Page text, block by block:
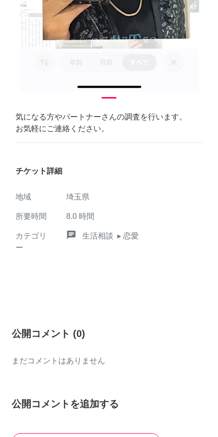
気になる方やパートナーさんの調査を行います。
お気軽にご連絡ください。
チケット詳細
地域 埼玉県
所要時間 8.0 時間
カテゴリ
ー
chat 生活相談 ▸ 恋愛
公開コメント (0)
まだコメントはありません
公開コメントを追加する